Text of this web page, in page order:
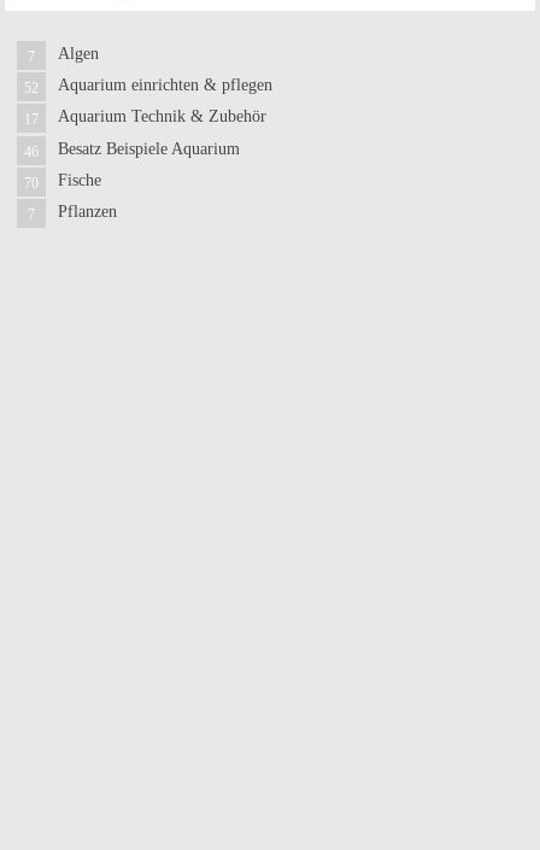
Algen
7
Aquarium einrichten & pflegen
52
Aquarium Technik & Zubehör
17
Besatz Beispiele Aquarium
46
Fische
70
Pflanzen
7